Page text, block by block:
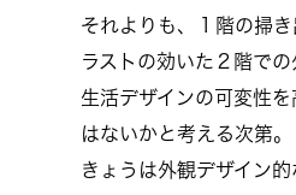
それよりも、１階の掃
ラストの効いた２階での
生活デザインの可変性
はないかと考える次第。
きょうは外観デザイン